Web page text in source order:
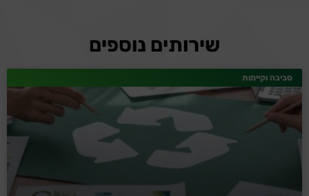
שירותים נוספים
סביבה וקיימות